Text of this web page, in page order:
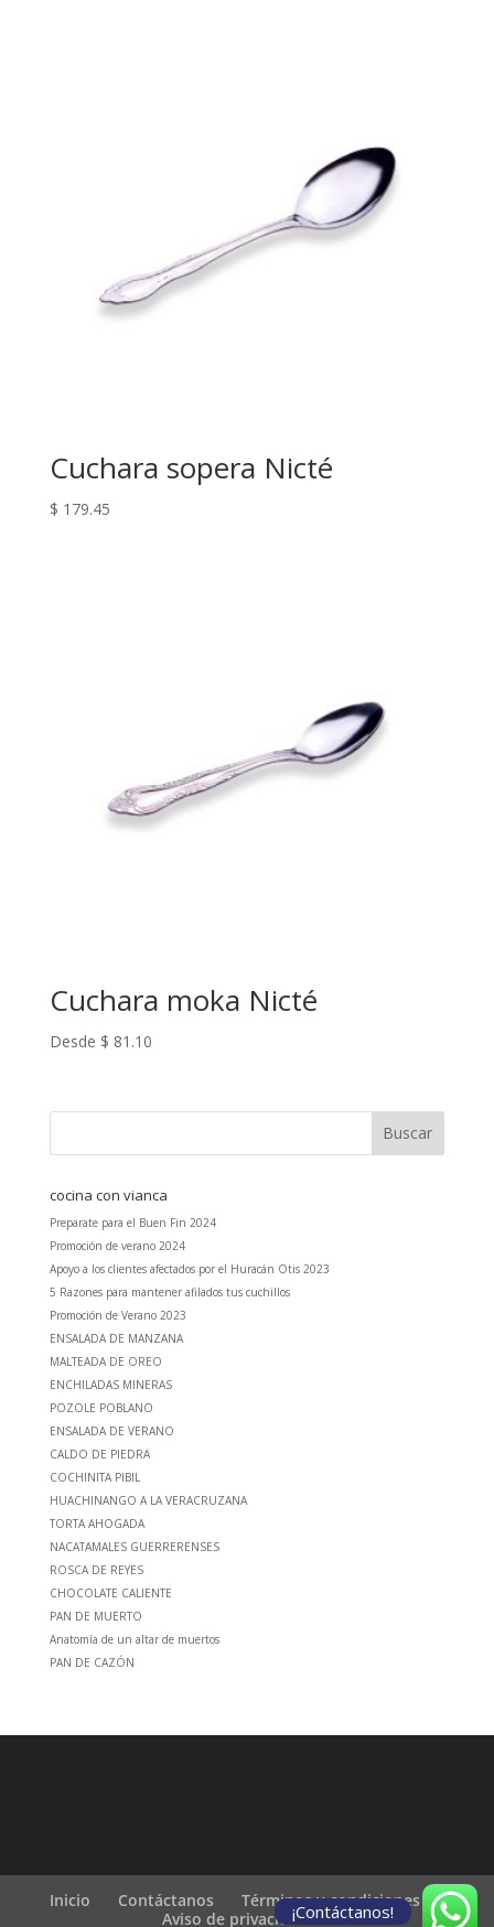
Cuchara sopera Nicté
$ 179.45
Cuchara moka Nicté
Desde $ 81.10
cocina con vianca
Preparate para el Buen Fin 2024
Promoción de verano 2024
Apoyo a los clientes afectados por el Huracán Otis 2023
5 Razones para mantener afilados tus cuchillos
Promoción de Verano 2023
ENSALADA DE MANZANA
MALTEADA DE OREO
ENCHILADAS MINERAS
POZOLE POBLANO
ENSALADA DE VERANO
CALDO DE PIEDRA
COCHINITA PIBIL
HUACHINANGO A LA VERACRUZANA
TORTA AHOGADA
NACATAMALES GUERRERENSES
ROSCA DE REYES
CHOCOLATE CALIENTE
PAN DE MUERTO
Anatomía de un altar de muertos
PAN DE CAZÓN
Inicio Contáctanos
Términos y condiciones
Aviso de privacidad¡Contáctanos!